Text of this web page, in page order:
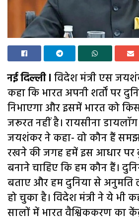
नई दिल्ली lविदेश मंत्री एस
कहा कि भारत अपनी शर्तों पर
निभाएगा और इसमें भारत को
जरूरत नहीं है। रायसीना
जयशंकर ने कहा- वो कौन हैं
रखने की जगह हमें इस आधार पर
बनाने चाहिए कि हम कौन हैं।
बताए और हम दुनिया से अनुमति
हो चुका है। विदेश मंत्री ने ये भी
सालों में भारत वैश्विककरण का